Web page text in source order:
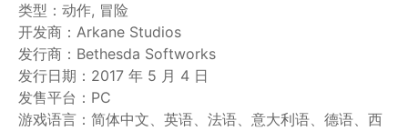
类型：动作, 冒险
开发商：Arkane Studios
发行商：Bethesda Softworks
发行日期：2017 年 5 月 4 日
发售平台：PC
游戏语言：简体中文、英语、法语、意大利语、德语、西